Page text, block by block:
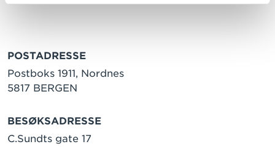
POSTADRESSE
Postboks 1911, Nordnes
5817 BERGEN
BESØKSADRESSE
C.Sundts gate 17